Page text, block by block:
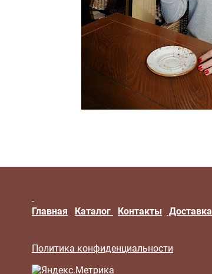
Главная Каталог Контакты Доставка
Политика конфиденциальности